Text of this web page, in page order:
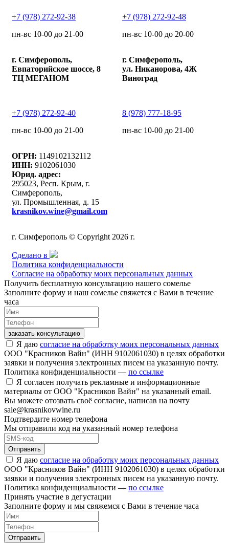
+7 (978) 272-92-38
пн-вс 10-00 до 21-00
+7 (978) 272-92-48
пн-вс 10-00 до 20-00
г. Симферополь,
Евпаторийское шоссе, 8
ТЦ МЕГАНОМ
+7 (978) 272-92-40
пн-вс 10-00 до 21-00
г. Симферополь,
ул. Никанорова, 4Ж
Виноград
8 (978) 777-18-95
пн-вс 10-00 до 21-00
ОГРН: 1149102132112
ИНН: 9102061030
Юрид. адрес:
295023, Респ. Крым, г.
Симферополь,
ул. Промышленная, д. 15
krasnikov.wine@gmail.com
г. Симферополь © Copyright 2026 г.
Сделано в
Политика конфиденциальности
Согласие на обработку моих персональных данных
Получить бесплатную консультацию нашего сомелье
Заполните форму и наш сомелье свяжется с Вами в течение
часа
заказать консультацию
Я даю согласие на обработку моих персональных данных
ООО "Красников Вайн" (ИНН 9102061030) в целях обработки
заявки и получения электронных писем на указанную почту.
Политика конфиденциальности — по ссылке
Я согласен получать рекламные и информационные
материалы от ООО "Красников Вайн" на указанный email.
Вы можете отозвать своё согласие, написав на почту
sale@krasnikovwine.ru
Подтвердите номер телефона
Мы отправили код на указанный номер телефона
Отправить
Я даю согласие на обработку моих персональных данных
ООО "Красников Вайн" (ИНН 9102061030) в целях обработки
заявки и получения электронных писем на указанную почту.
Политика конфиденциальности — по ссылке
Принять участие в дегустации
Заполните форму и мы свяжемся с Вами в течение часа
Отправить